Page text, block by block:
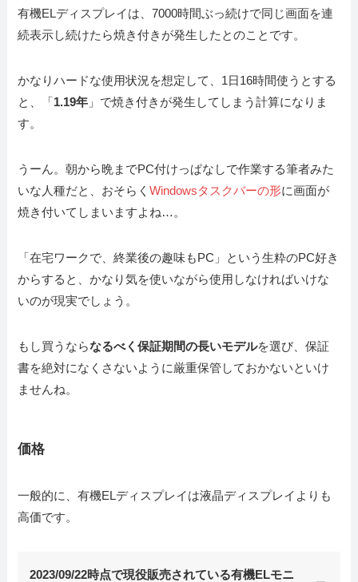
有機ELディスプレイは、7000時間ぶっ続けで同じ画面を連
続表示し続けたら焼き付きが発生したとのことです。
かなりハードな使用状況を想定して、1日16時間使うとする
と、「1.19年 」で焼き付きが発生してしまう計算になりま
す。
うーん。朝から晩までPC付けっぱなしで作業する筆者みた
いな人種だと、おそらくWindowsタスクバーの形に画面が
焼き付いてしまいますよね…。
「在宅ワークで、終業後の趣味もPC」という生粋のPC好き
からすると、かなり気を使いながら使用しなければいけな
いのが現実でしょう。
もし買うならなるべく保証期間の長いモデルを選び、保証
書を絶対になくさないように厳重保管しておかないといけ
ませんね。
価格
一般的に、有機ELディスプレイは液晶ディスプレイよりも
高価です。
2023/09/22時点で現役販売されている有機ELモニ